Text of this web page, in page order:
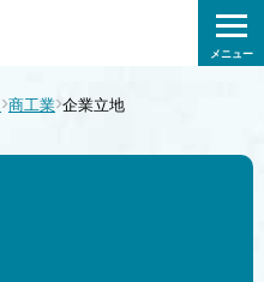
メニュー
›商工業›企業立地